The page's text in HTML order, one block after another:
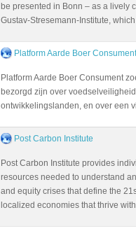
be presented in Bonn – as a lively
Gustav-Stresemann-Institute,
Platform Aarde Boer Consument
Platform Aarde Boer Consument
bezorgd zijn over
ontwikkelingslanden, en over een
Post Carbon Institute
Post Carbon Institute provides
resources needed to understand
and equity crises that define the
localized economies that thrive